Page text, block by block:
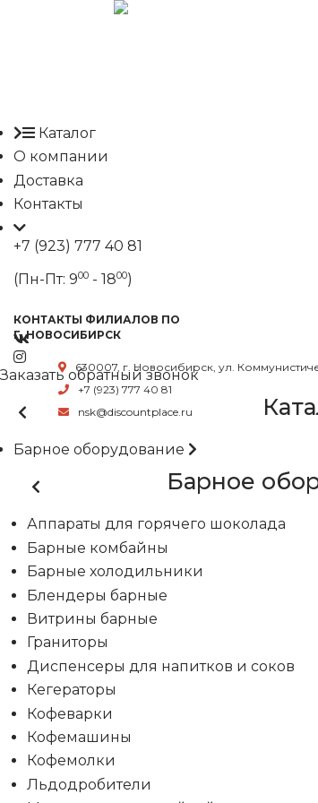
Каталог
О компании
Доставка
Контакты
+7 (923) 777 40 81
(Пн-Пт: 900 - 1800)
КОНТАКТЫ ФИЛИАЛОВ ПО
Г. НОВОСИБИРСК
630007, г. Новосибирск, ул.
+7 (923) 777 40 81
nsk@discountplace.ru
Заказать обратный звонок
Барное оборудование
Барное
Аппараты для горячего шоколада
Барные комбайны
Барные холодильники
Блендеры барные
Витрины барные
Граниторы
Диспенсеры для напитков и соков
Кегераторы
Кофеварки
Кофемашины
Кофемолки
Льдодробители